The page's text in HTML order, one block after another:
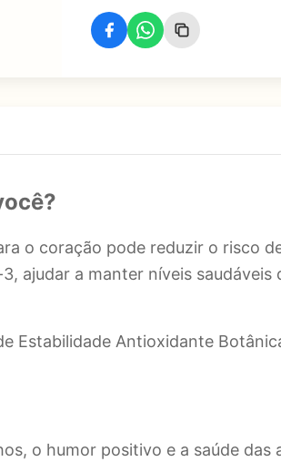
o coração pode reduzir o risco
ajudar a manter níveis
Estabilidade Antioxidante
o humor positivo e a saúde das